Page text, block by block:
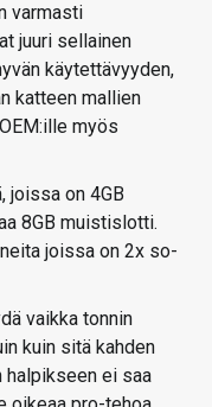
varmasti
juuri sellainen
käytettävyyden,
katteen mallien
myös
joissa on 4GB
8GB muistislotti.
joissa on 2x so-
vaikka tonnin
kuin sitä kahden
ei saa